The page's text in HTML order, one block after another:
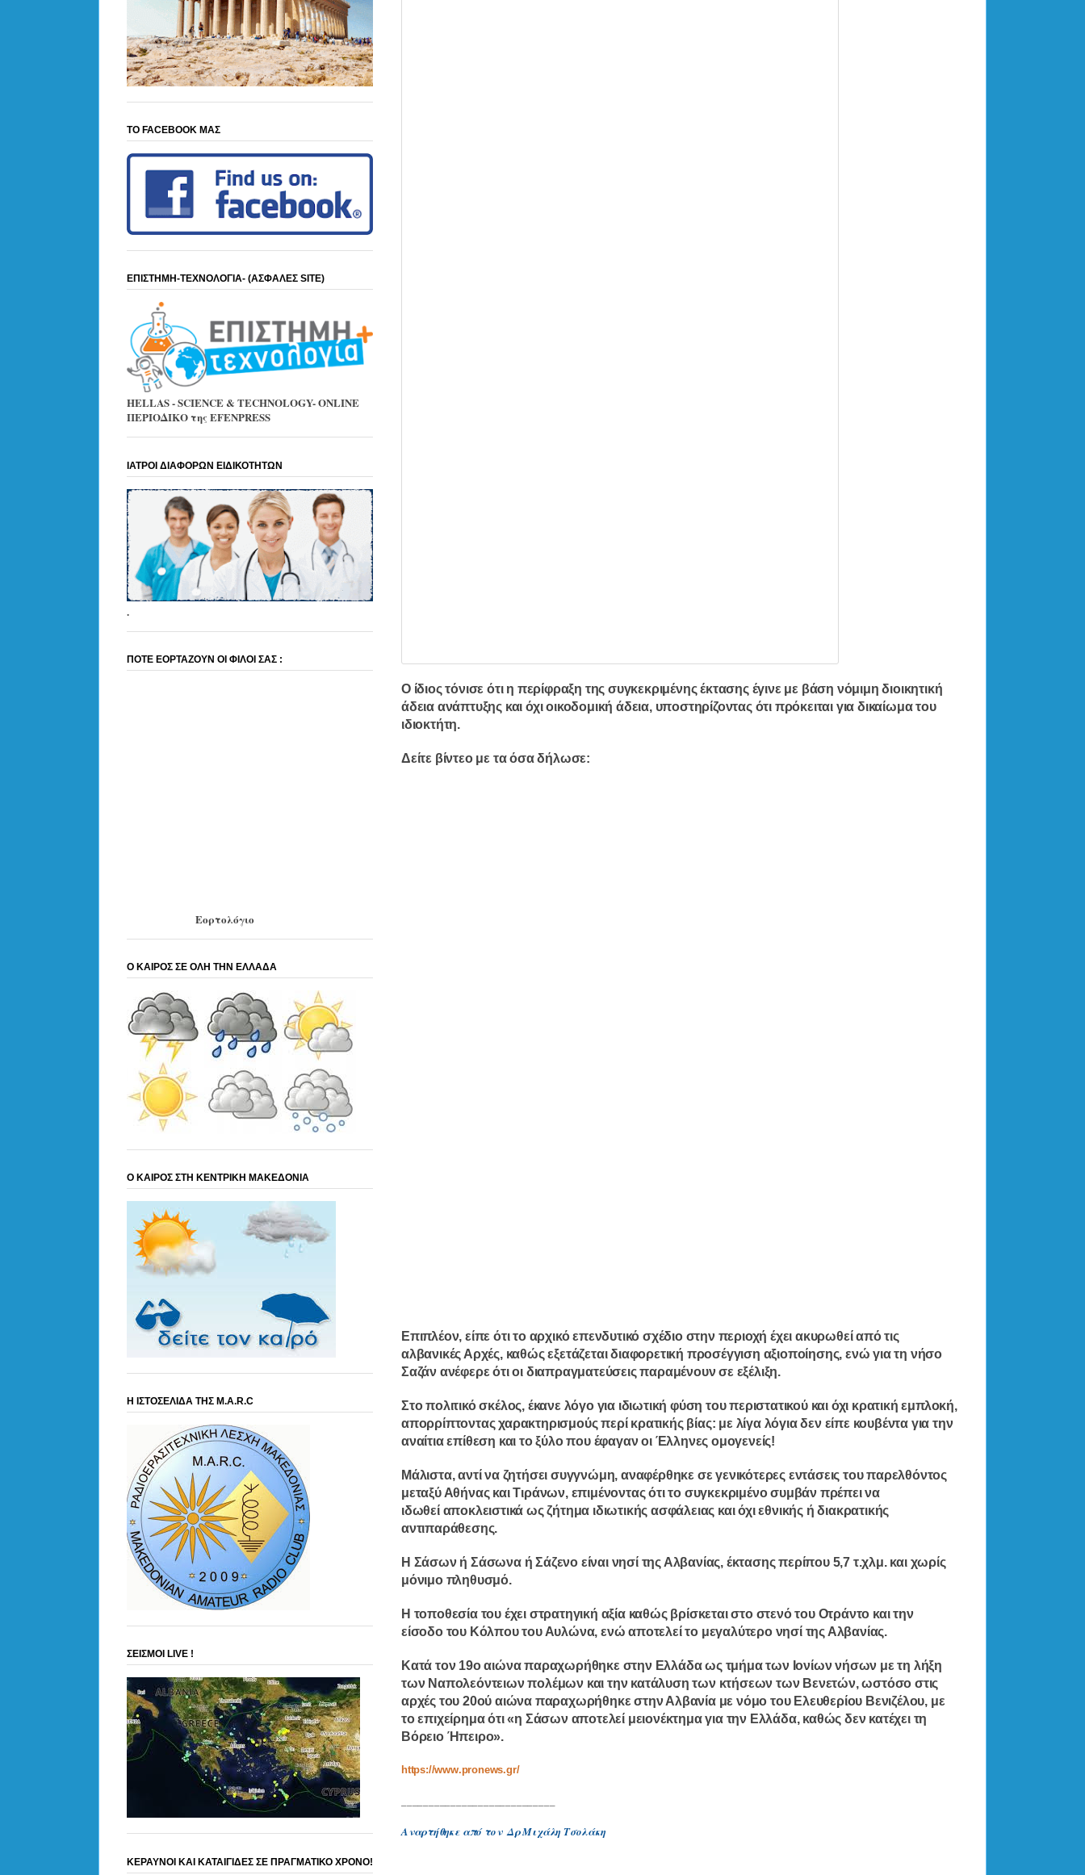
Ο ίδιος τόνισε ότι η περίφραξη της συγκεκριμένηςέκτασης έγινε με βάση νόμιμη διοικητική
άδεια ανάπτυξης και όχι οικοδομική άδεια,υποστηρίζοντας ότι πρόκειται για δικαίωμα του
ιδιοκτήτη.
Δείτε βίντεο με τα όσα δήλωσε:
Επιπλέον, είπε ότι το αρχικό επενδυτικό σχέδιο στην περιοχή έχει ακυρωθεί από τις
αλβανικές Αρχές, καθώς εξετάζεται διαφορετική προσέγγιση αξιοποίησης, ενώ για τη νήσο
Σαζάν ανέφερε ότι οι διαπραγματεύσεις παραμένουν σε εξέλιξη.
Στο πολιτικό σκέλος, έκανε λόγο για ιδιωτική φύση του περιστατικού και όχι κρατική εμπλοκή,
απορρίπτοντας χαρακτηρισμούς περί κρατικής βίας: με λίγα λόγια δεν είπε κουβέντα για την
αναίτια επίθεση και το ξύλο που έφαγαν οι Έλληνες ομογενείς!
Μάλιστα, αντί να ζητήσει συγγνώμη, αναφέρθηκε σε γενικότερες εντάσεις του παρελθόντος
μεταξύ Αθήνας και Τιράνων, επιμένοντας ότι το συγκεκριμένο συμβάν πρέπει να
ιδωθεί αποκλειστικά ως ζήτημα ιδιωτικής ασφάλειας και όχι εθνικής ή διακρατικής
αντιπαράθεσης.
Η Σάσων ή Σάσωνα ή Σάζενο είναι νησί της Αλβανίας, έκτασης περίπου 5,7 τ.χλμ. και χωρίς
μόνιμο πληθυσμό.
Η τοποθεσία του έχει στρατηγική αξία καθώς βρίσκεται στο στενό του Οτράντο και την
είσοδο του Κόλπου του Αυλώνα, ενώ αποτελεί το μεγαλύτερο νησί της Αλβανίας.
Κατά τον 19ο αιώνα παραχωρήθηκε στην Ελλάδα ως τμήμα των Ιονίων νήσων με τη λήξη
των Ναπολεόντειων πολέμων και την κατάλυση των κτήσεων των Βενετών, ωστόσο στις
αρχές του 20ού αιώνα παραχωρήθηκε στην Αλβανία με νόμο του Ελευθερίου Βενιζέλου, με
το επιχείρημα ότι «η Σάσων αποτελεί μειονέκτημα για την Ελλάδα, καθώς δεν κατέχει τη
Βόρειο Ήπειρο».
https://www.pronews.gr/
Αναρτήθηκε από τον Δρ Μιχάλη Τσολάκη
ΤΟ FACEBOOK ΜΑΣ
ΕΠΙΣΤΗΜΗ-ΤΕΧΝΟΛΟΓΙΑ- (ΑΣΦΑΛΕΣ SITE)
HELLAS - SCIENCE & TECHNOLOGY- ONLINE
ΠΕΡΙΟΔΙΚΟ της EFENPRESS
ΙΑΤΡΟΙ ΔΙΑΦΟΡΩΝ ΕΙΔΙΚΟΤΗΤΩΝ
.
ΠΟΤΕ ΕΟΡΤΑΖΟΥΝ ΟΙ ΦΙΛΟΙ ΣΑΣ :
Εορτολόγιο
Ο ΚΑΙΡΟΣ ΣΕ ΟΛΗ ΤΗΝ ΕΛΛΑΔΑ
Ο ΚΑΙΡΟΣ ΣΤΗ ΚΕΝΤΡΙΚΗ ΜΑΚΕΔΟΝΙΑ
Η ΙΣΤΟΣΕΛΙΔΑ ΤΗΣ M.A.R.C
ΣΕΙΣΜΟΙ LIVE !
ΚΕΡΑΥΝΟΙ ΚΑΙ ΚΑΤΑΙΓΙΔΕΣ ΣΕ ΠΡΑΓΜΑΤΙΚΟ ΧΡΟΝΟ!